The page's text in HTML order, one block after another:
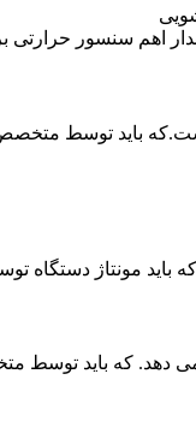
اهم سنسور حرارتی
باید توسط
باید مونتاژ